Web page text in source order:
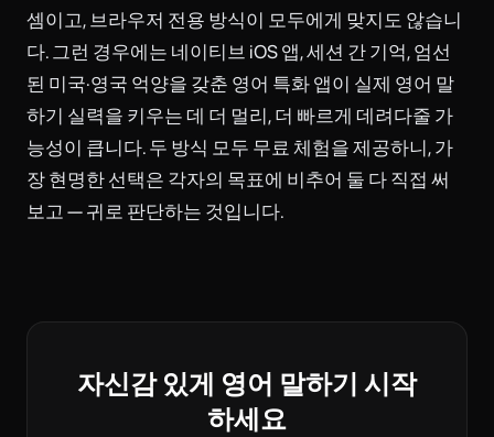
셈이고, 브라우저 전용 방식이 모두에게 맞지도 않습니
다. 그런 경우에는 네이티브 iOS 앱, 세션 간 기억, 엄선
된 미국·영국 억양을 갖춘 영어 특화 앱이 실제 영어 말
하기 실력을 키우는 데 더 멀리, 더 빠르게 데려다줄 가
능성이 큽니다. 두 방식 모두 무료 체험을 제공하니, 가
장 현명한 선택은 각자의 목표에 비추어 둘 다 직접 써
보고 — 귀로 판단하는 것입니다.
자신감 있게 영어 말하기 시작
하세요